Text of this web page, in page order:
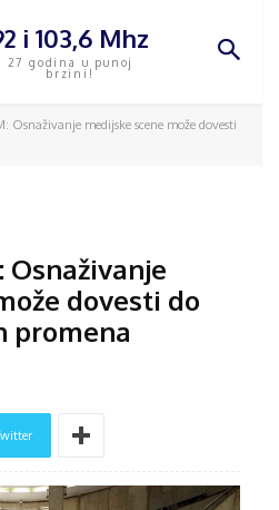
i 103,6 Mhz
27 godina u punoj
brzini!
Osnaživanje medijske scene može dovesti
Osnaživanje
dovesti do
promena